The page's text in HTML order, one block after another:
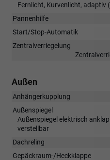
Fernlicht, Kurvenlicht, adaptiv
Pannenhilfe
Start/Stop-Automatik
Zentralverriegelung
Außen
Anhängerkupplung
Außenspiegel
Außenspiegel elektrisch
verstellbar
Dachreling
Gepäckraum-/Heckklappe